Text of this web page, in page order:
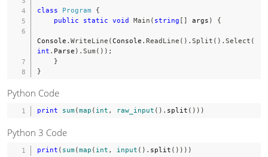
class Program
{
public
static void Main ( string [ ] args ) {
Console . WriteLine (Console . ReadLine ( ) . Split ( ) . Select (
int . Parse ) . Sum ( ) ) ;
}
}
Python Code
print sum(map ( int , raw_input ( ) . split ( ) ) )
Python 3 Code
print ( sum(map ( int , input ( ) . split ( ) ) ) )